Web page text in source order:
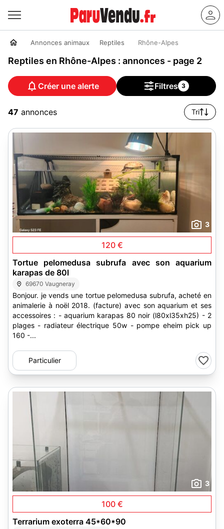
Annonces animaux Reptiles Rhône-Alpes
Reptiles en Rhône-Alpes : annonces - page 2
Créer une alerte Filtres 3
47 annonces Tri
3
120 €
Tortue pelomedusa subrufa avec son aquarium
karapas de 80l
69670 Vaugneray
Bonjour. je vends une tortue pelomedusa subrufa, acheté en
animalerie à noël 2018. (facture) avec son aquarium et ses
accessoires : - aquarium karapas 80 noir (l80xl35xh25) - 2
plages - radiateur électrique 50w - pompe eheim pick up
160 -...
Particulier
3
100 €
Terrarium exoterra 45*60*90